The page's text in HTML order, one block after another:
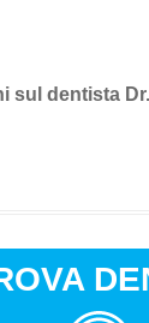
sul dentista